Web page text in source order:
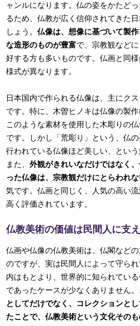
ャンルになります。仏の姿をかたど
るため、仏教が広く信仰されてきた
しょう。 仏像は、想像に基づいて製
な造形のものが豊富で、宗教観など
好する方も多いものです。仏画と同
様式が異なります。
日本国内で作られる仏像は、主にク
です。特に、木曽ヒノキは仏像の製
このような素材を使用した木彫りの
です。しかし「荒彫り」という、仏
行われている仏像ほど美しい、という
また、 外観がきれいなだけではなく
った仏像は、宗教観だけにとらわれ
気です。仏画と同じく、人気の高い
高く評価されています。
仏教美術の価値は民間人に支
仏画や仏像の仏教美術は、仏閣など
のですが、実は民間人によって守ら
内はもとより、世界的に知られてい
であったケースが少なくありません
としてだけでなく、コレクションと
たことで、仏教美術という文化その